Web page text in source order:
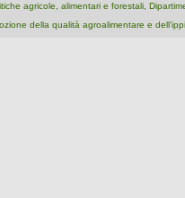
agricole, alimentari e forestali,
della qualità agroalimentare e